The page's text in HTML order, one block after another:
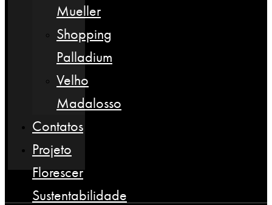
Mueller
Shopping
Palladium
Velho
Madalosso
Contatos
Projeto
Florescer
Sustentabilidade